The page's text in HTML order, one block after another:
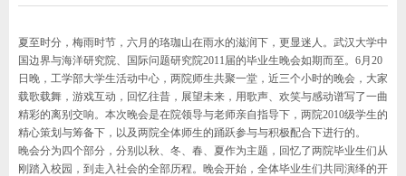
夏至时分，梅雨时节，六月的珞珈山在雨水的滋润下，更显迷人。武汉大学中
国边界与海洋研究院、国际问题研究院2011 届的毕业生晚会如期而至。 6月20
日晚 ，工学部大学生活动中心，两院师生共聚一堂，近三个小时的晚会，大家
载歌载舞，游戏互动，回忆往昔，展望未来，用歌声、欢笑与感动谱写了一曲
精彩的离别交响。本次晚会是在院领导与老师亲自指导下，两院2010级学生的
精心策划与筹备下，以及两院全体师生的踊跃参与与积极配合下进行的。
晚会分为四个部分，分别以秋、冬、春、夏作为主题，回忆了两院毕业生们从
刚踏入校园，到走入社会的全部历程。晚会开始，全体毕业生们共同演绎的开